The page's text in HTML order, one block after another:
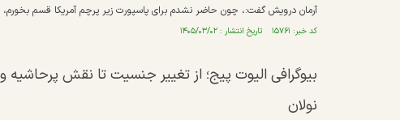
آرمان درویش گفت:، چون حاضر نشدم برای پاسپورت زیر پرچم آمریکا قسم بخورم،
کد خبر: ۱۵۷۶۱ تاریخ انتشار : ۱۴۰۵/۰۳/۰۲
بیوگرافی الیوت پیج؛ از تغییر جنسیت تا نقش پرحاشیه
نولان